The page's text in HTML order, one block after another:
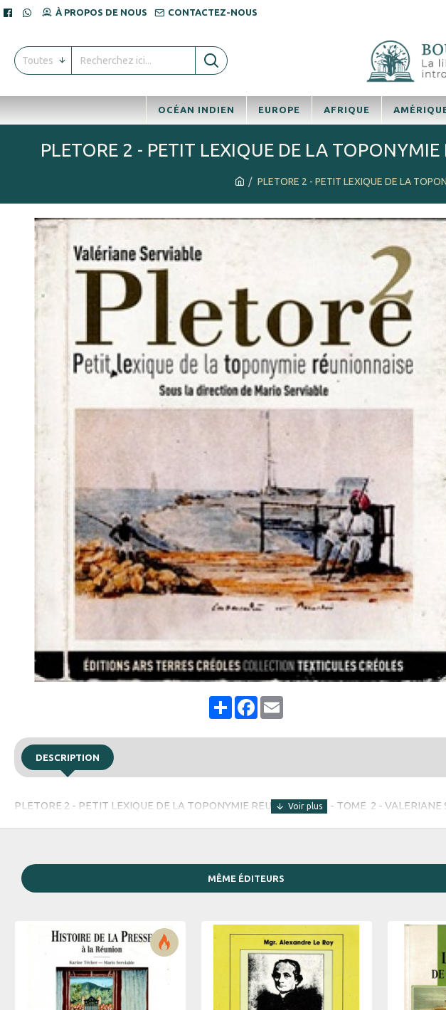
À PROPOS DE NOUS CONTACTEZ-NOUS
Toutes
OCÉAN INDIEN EUROPE AFRIQUE
PLETORE 2 - PETIT LEXIQUE DE LA
PLETORE 2 - PETIT LEXIQUE DE LA
ShareFacebook
Email
DESCRIPTION
PLETORE 2 - PETIT LEXIQUE DE LA TOPONYMIE REUNIONNAISE - TOME 2 - VALERIANE
MÊME ÉDITEURS